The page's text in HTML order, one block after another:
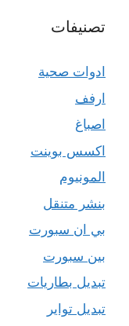
تصنيفات
ادوات صحية
ارفف
اصباغ
اكسس بوينت
المونيوم
بنشر متنقل
بي ان سبورت
بين سبورت
تبديل بطاريات
تبديل تواير